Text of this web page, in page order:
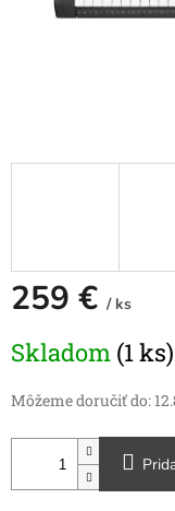
259 € / ks
cena:
Skladom (1 ks)
Môžeme doručiť do: